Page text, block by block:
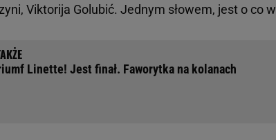
Viktorija Golubić. Jednym słowem, jest o co
Linette! Jest finał. Faworytka na kolanach